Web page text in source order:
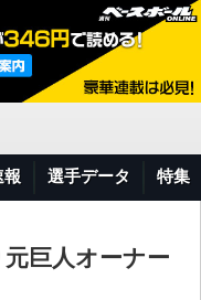
報 選手データ 特集
巨人オーナー